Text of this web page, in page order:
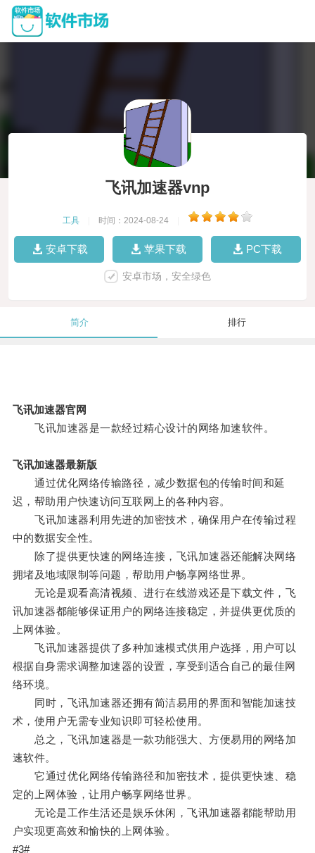
飞讯加速器vnp
工具 时间：2024-08-24
安卓下载 苹果下载 PC下载
安卓市场，安全绿色
简介 排行
飞讯加速器官网
飞讯加速器是一款经过精心设计的网络加速软件。
飞讯加速器最新版
通过优化网络传输路径，减少数据包的传输时间和延
迟，帮助用户快速访问互联网上的各种内容。
飞讯加速器利用先进的加密技术，确保用户在传输过程
中的数据安全性。
除了提供更快速的网络连接，飞讯加速器还能解决网络
拥堵及地域限制等问题，帮助用户畅享网络世界。
无论是观看高清视频、进行在线游戏还是下载文件，飞
讯加速器都能够保证用户的网络连接稳定，并提供更优质的
上网体验。
飞讯加速器提供了多种加速模式供用户选择，用户可以
根据自身需求调整加速器的设置，享受到适合自己的最佳网
络环境。
同时，飞讯加速器还拥有简洁易用的界面和智能加速技
术，使用户无需专业知识即可轻松使用。
总之，飞讯加速器是一款功能强大、方便易用的网络加
速软件。
它通过优化网络传输路径和加密技术，提供更快速、稳
定的上网体验，让用户畅享网络世界。
无论是工作生活还是娱乐休闲，飞讯加速器都能帮助用
户实现更高效和愉快的上网体验。
#3#